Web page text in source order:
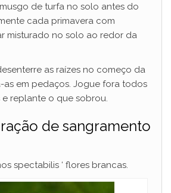
de turfa no solo antes do
cada primavera com
misturado no solo ao redor da
as raízes no começo da
as em pedaços. Jogue fora todos
replante o que sobrou.
de sangramento
spectabilis ‘ flores brancas.